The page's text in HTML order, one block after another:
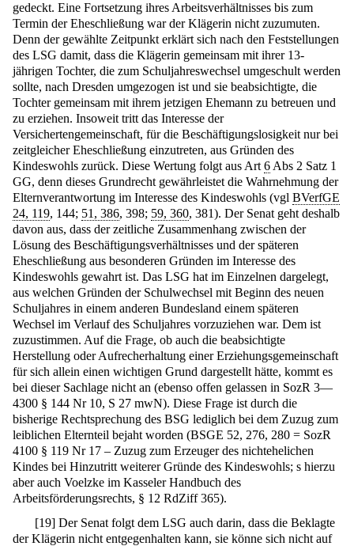
gedeckt. Eine Fortsetzung ihres Arbeitsverhältnisses bis zum
Termin der Eheschließung war der Klägerin nicht zuzumuten.
Denn der gewählte Zeitpunkt erklärt sich nach den Feststellungen
des LSG damit, dass die Klägerin gemeinsam mit ihrer 13-
jährigen Tochter, die zum Schuljahreswechsel umgeschult werden
sollte, nach Dresden umgezogen ist und sie beabsichtigte, die
Tochter gemeinsam mit ihrem jetzigen Ehemann zu betreuen und
zu erziehen. Insoweit tritt das Interesse der
Versichertengemeinschaft, für die Beschäftigungslosigkeit nur bei
zeitgleicher Eheschließung einzutreten, aus Gründen des
Kindeswohls zurück. Diese Wertung folgt aus Art 6 Abs 2 Satz 1
GG, denn dieses Grundrecht gewährleistet die Wahrnehmung der
Elternverantwortung im Interesse des Kindeswohls (vgl BVerfGE
24, 119, 144; 51, 386, 398; 59, 360, 381). Der Senat geht deshalb
davon aus, dass der zeitliche Zusammenhang zwischen der
Lösung des Beschäftigungsverhältnisses und der späteren
Eheschließung aus besonderen Gründen im Interesse des
Kindeswohls gewahrt ist. Das LSG hat im Einzelnen dargelegt,
aus welchen Gründen der Schulwechsel mit Beginn des neuen
Schuljahres in einem anderen Bundesland einem späteren
Wechsel im Verlauf des Schuljahres vorzuziehen war. Dem ist
zuzustimmen. Auf die Frage, ob auch die beabsichtigte
Herstellung oder Aufrecherhaltung einer Erziehungsgemeinschaft
für sich allein einen wichtigen Grund dargestellt hätte, kommt es
bei dieser Sachlage nicht an (ebenso offen gelassen in SozR 3—
4300 § 144 Nr 10, S 27 mwN). Diese Frage ist durch die
bisherige Rechtsprechung des BSG lediglich bei dem Zuzug zum
leiblichen Elternteil bejaht worden (BSGE 52, 276, 280 = SozR
4100 § 119 Nr 17 – Zuzug zum Erzeuger des nichtehelichen
Kindes bei Hinzutritt weiterer Gründe des Kindeswohls; s hierzu
aber auch Voelzke im Kasseler Handbuch des
Arbeitsförderungsrechts, § 12 RdZiff 365).
[19] Der Senat folgt dem LSG auch darin, dass die Beklagte
der Klägerin nicht entgegenhalten kann, sie könne sich nicht auf